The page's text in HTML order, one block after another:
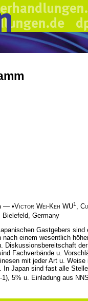
— •Victor Wei-Keh WU1
Germany
Gastgebers
einem wesentlich
Fachverbände u.
mit jeder Art u.
Japan sind fast alle
5% u. Einladung aus